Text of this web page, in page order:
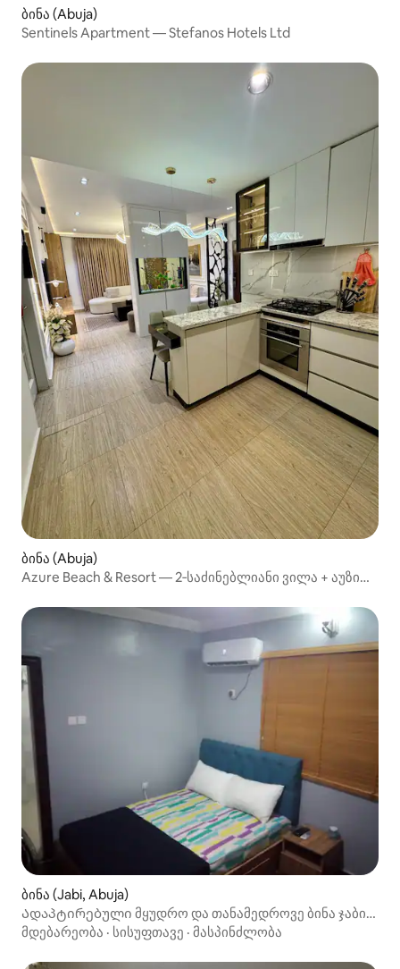
ბინა (Abuja)
Sentinels Apartment — Stefanos Hotels Ltd
ბინა (Abuja)
Azure Beach & Resort — 2‑საძინებლიანი ვილა + აუზი
ბინა (Jabi, Abuja)
Ადაპტირებული მყუდრო და თანამედროვე ბინა ჯაბის
ტბის ხედით.
მდებარეობა · სისუფთავე · მასპინძლობა